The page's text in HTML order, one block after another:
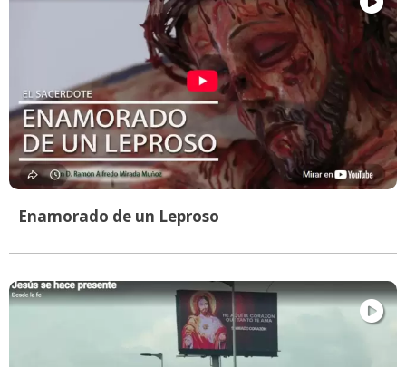
Enamorado de un Leproso